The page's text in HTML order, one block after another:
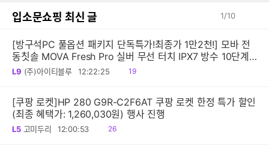
입소문쇼핑 최신 글 1/10
[방구석PC 풀옵션 패키지 단독특가!최종가 1만2천!] 모바 전
동칫솔 MOVA Fresh Pro 실버 무선 터치 IPX7 방수 10단계
진동 음파 전동칫솔
L9 (주)아이티블루 12:22:25
읽
19
[쿠팡 로켓]HP 280 G9R-C2F6AT 쿠팡 로켓 한정 특가 할인
(최종 혜택가: 1,260,030원) 행사 진행
L5 고미두리 12:00:53
읽
26